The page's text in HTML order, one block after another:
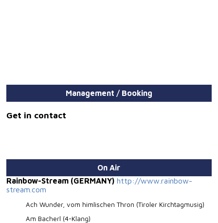
Management / Booking
Get in contact
On Air
Rainbow-Stream (GERMANY) http://www.rainbow-
stream.com
Ach Wunder, vom himlischen Thron (Tiroler Kirchtagmusig)
Am Bacherl (4-Klang)